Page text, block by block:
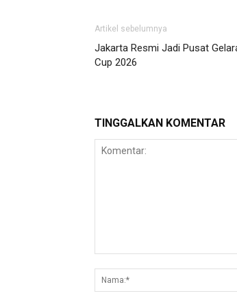
Artikel sebelumnya
Jakarta Resmi Jadi Pusat
Cup 2026
TINGGALKAN KOMENTAR